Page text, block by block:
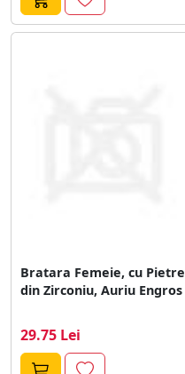
Bratara Femeie, cu Pietre
din Zirconiu, Auriu Engros
29.75 Lei